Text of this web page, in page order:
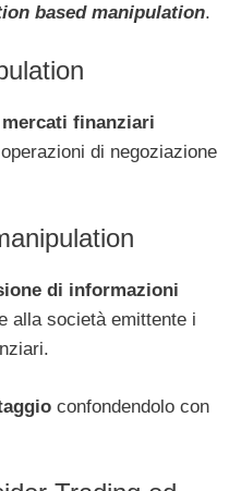
based manipulation.
mercati finanziari
di negoziazione
di informazioni
alla società emittente i
confondendolo con